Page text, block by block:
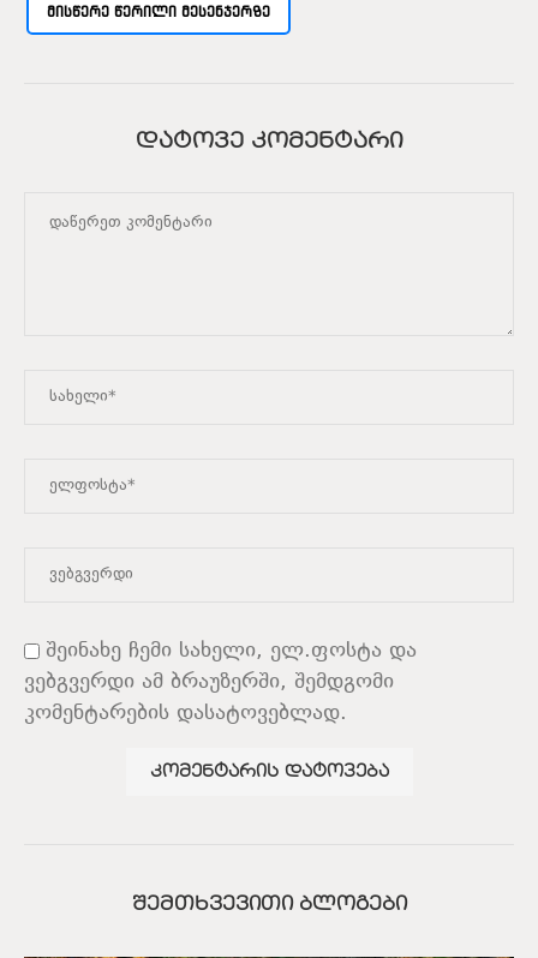
ᲛᲘᲡᲬᲔᲠᲔ ᲬᲔᲠᲘᲚᲘ ᲛᲔᲡᲔᲜᲯᲔᲠᲖᲔ
ᲓᲐᲢᲝᲕᲔ ᲙᲝᲛᲔᲜᲢᲐᲠᲘ
შეინახე ჩემი სახელი, ელ.ფოსტა და
ვებგვერდი ამ ბრაუზერში, შემდგომი
კომენტარების დასატოვებლად.
ᲨᲔᲛᲗᲮᲕᲔᲕᲘᲗᲘ ᲑᲚᲝᲒᲔᲑᲘ